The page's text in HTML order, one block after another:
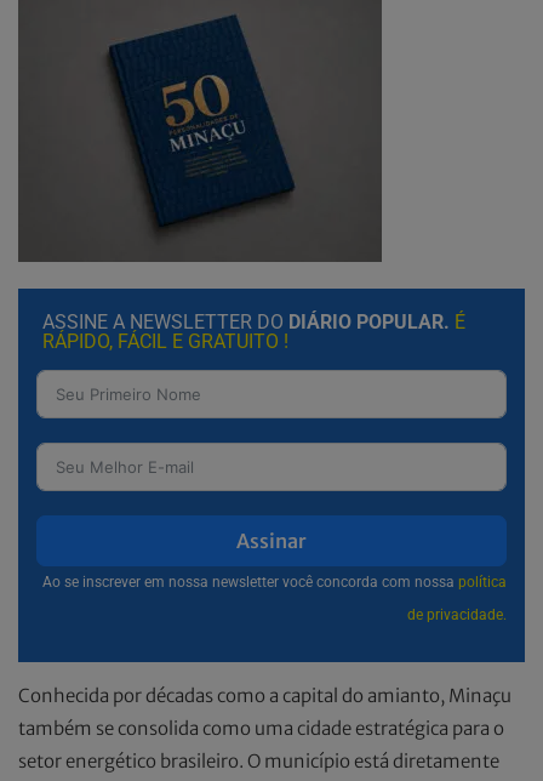
ASSINE A NEWSLETTER DO DIÁRIO POPULAR. É
RÁPIDO, FÁCIL E GRATUITO !
Assinar
Ao se inscrever em nossa newsletter você concorda com nossa política
de privacidade.
Conhecida por décadas como a capital do amianto, Minaçu
também se consolida como uma cidade estratégica para o
setor energético brasileiro. O município está diretamente